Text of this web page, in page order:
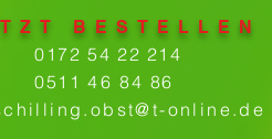
BESTELLEN
0172 54 22 214
05114684 86
online.de